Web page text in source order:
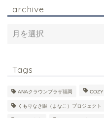
archive
Tags
ANAクラウンプラザ福岡 COZY
くもりなき眼（まなこ）プロジェクト